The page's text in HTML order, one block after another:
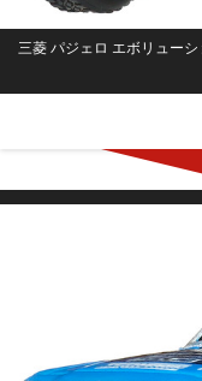
三菱 パジェロ エボリュー